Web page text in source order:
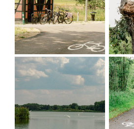
Der westliche Abschnitt des
Węglewo - Chodlewo -
flache und landwirtschaftlich
der Gemeinde Żmigród, an
malerischen, kleinen Flüsse
Route verläuft
öffentlichen Straßen, wobei ein